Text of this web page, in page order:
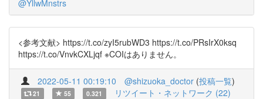
@YllwMnstrs
<参考文献> https://t.co/zyI5rubWD3 https://t.co/PRsIrX0ksq
https://t.co/VnvkCXLjqf ※COIはありません。
2022-05-11 00:19:10 @shizuoka_doctor (投稿一覧)
21 55 0.321 リツイート・ネットワーク (22)